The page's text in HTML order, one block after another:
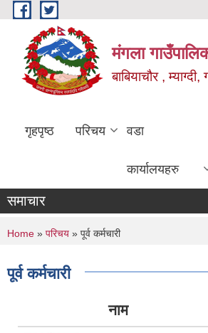
Skip to main content
मंगला
बाबियाचौर ,
गृहपृष्ठ परिचय वडा
कार्यालयहरु
समाचार
You are here
Home » परिचय » पूर्व कर्मचारी
पूर्व कर्मचारी
नाम